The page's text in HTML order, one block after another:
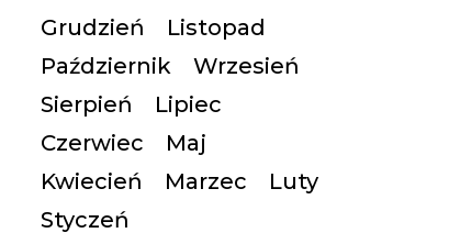
Grudzień
Listopad
Październik
Wrzesień
Sierpień
Lipiec
Czerwiec
Maj
Kwiecień
Marzec
Luty
Styczeń